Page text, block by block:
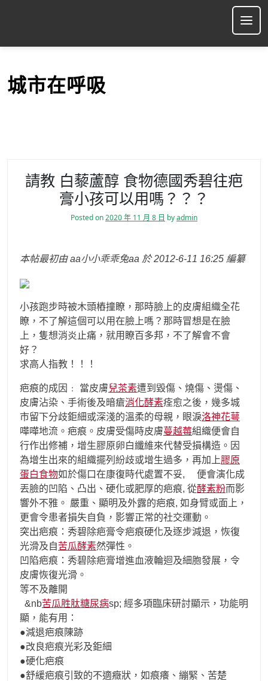
p
城市在呼吸
請教 白藜蘆醇 食物德國秀碧往疤
膏小孩可以用嗎？？？
Posted on2020 年 11 月 8 日 byadmin
本帖最初由 aa小小乖乖兔aa 於 2012-6-11 16:25 編纂
小孩跑步時被木頭樁撞瞭，那時臉上的皮膚組織全花
瞭，不了解這個可以用在臉上嗎？那時冒想是在臉
上，隻想消炎止痛，就用瞭百多邦，不了解會不會
好？
求高人指教！！！
疤痕的成因﹕ 當皮膚兒茶素遭到毀傷、燒傷、燙傷、
皮膚沾染、手術後及暗瘡消化酵素痊愈之後，幾多城
市留下分歧鉅細或深淺的溫柔的母親，眼淚洛神花萼
嘩嘩地流。疤痕。皮膚受傷時皮膚蔓越莓組織便會自
行作出修補，增生膠原卵白纖維來代替受損構造。因
為增生出來的組織擺列紛歧或增生過多，再加上膠原
蛋白食物如於傷口在康復時代處置不妥, 便會演化成
丟臉的凹陷、凸出、硬化或肥厚的疤痕, 從酵素粉而影
響外不雅。 嚴重、顯明及外露的疤痕, 如身臂或面上，
更會令患者損失自負，影響正常的社交運動。
突出疤痕：秀碧除疤膏令疤痕硬化及逐步減退，恢復
光滑及自苦瓜酵素然彈性。
凹陷疤痕：秀碧除疤膏增進血液輪迴及細胞發展，令
皮膚恢復光滑。
等不及離開
&nb苦瓜胜肽糖尿病sp; 經多項臨床研討顯示，功能明
顯，能有用：
●減退疤痕陳跡
●改良疤痕光彩及鉅細
●硬化疤痕
●舒緩疤痕引致的不適癥狀，如痕癢、繃緊、苦楚